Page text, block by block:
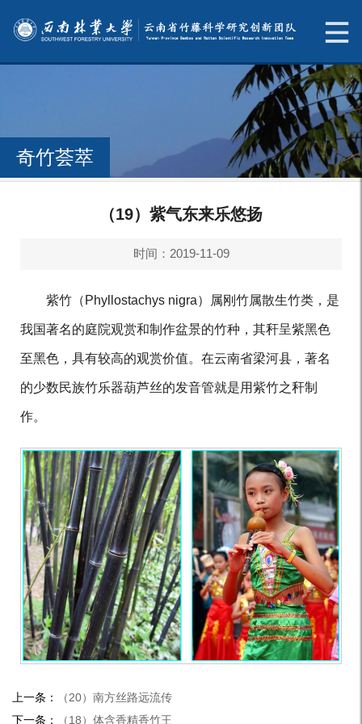
奇竹荟萃
（19）紫气东来乐悠扬
时间：2019-11-09
紫竹（ Phyllostachys nigra）属刚竹属散生竹类，是
我国著名的庭院观赏和制作盆景的竹种，其秆呈紫黑色
至黑色，具有较高的观赏价值。在云南省梁河县，著名
的少数民族竹乐器葫芦丝的发音管就是用紫竹之秆制
作。
上一条：
（20）南方丝路远流传
下一条：
（18）体含香精香竹王